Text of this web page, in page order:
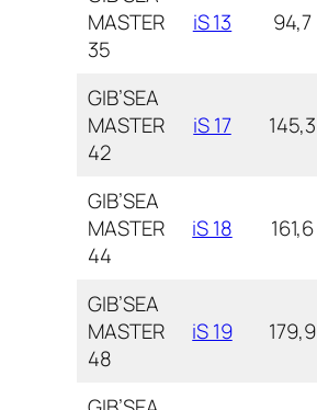
MASTER
35
iS 13 94,7
GIB’SEA
MASTER
42
iS 17 145,3
GIB’SEA
MASTER
44
iS 18 161,6
GIB’SEA
MASTER
48
iS 19 179,9